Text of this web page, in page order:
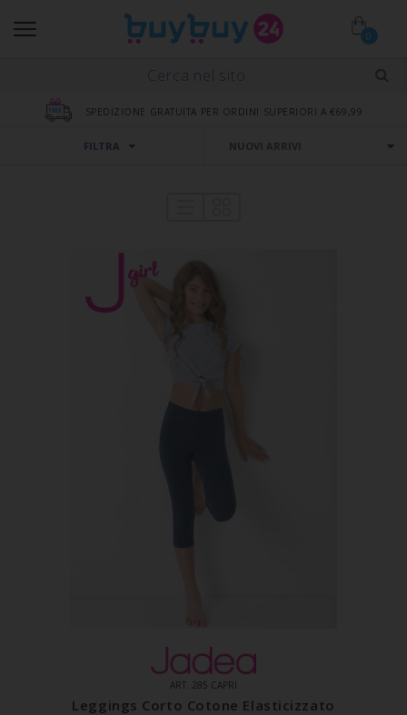
0
SPEDIZIONE GRATUITA PER ORDINI SUPERIORI A €69,99
FILTRA
ART. 285 CAPRI
Leggings Corto Cotone Elasticizzato